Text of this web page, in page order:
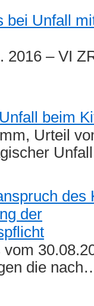
bei Unfall
2016 – VI
beim
Urteil
des
der
die